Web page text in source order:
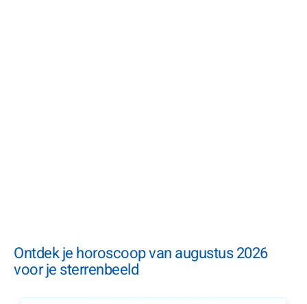
Ontdek je horoscoop van augustus 2026
voor je sterrenbeeld